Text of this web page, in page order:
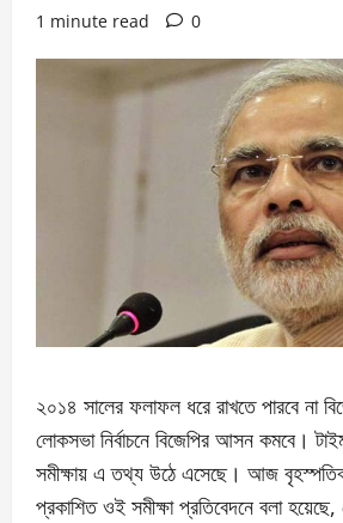
1 minute read
0
২০১৪ সালের ফলাফল ধরে রাখতে পারবে না
লোকসভা নির্বাচনে বিজেপির আসন কমবে।
সমীক্ষায় এ তথ্য উঠে এসেছে। আজ
প্রকাশিত ওই সমীক্ষা প্রতিবেদনে বলা হয়েছে,